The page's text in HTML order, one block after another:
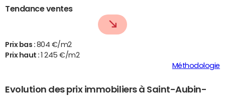
Tendance ventes
Prix bas : 804 €/m2
Prix haut :
1 245 €/m2
Méthodologie
Evolution des prix immobiliers à Saint-Aubin-